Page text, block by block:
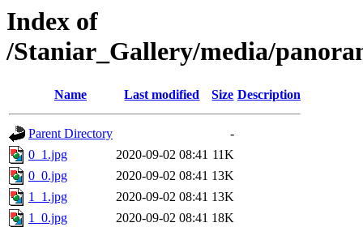
Index of
/Staniar_Gallery/media/
Name Last modified Size Description
Parent Directory
-
0_1.jpg
2020-09-02 08:41 11K
0_0.jpg
2020-09-02 08:41 13K
1_1.jpg
2020-09-02 08:41 13K
1_0.jpg
2020-09-02 08:41 18K